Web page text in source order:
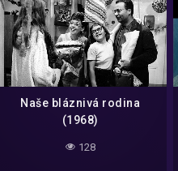
Naše bláznivá rodina
(1968)
128